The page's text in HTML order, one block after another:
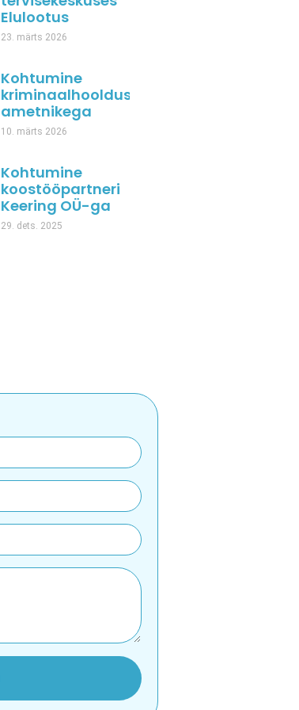
Elulootus
23. märts 2026
Kohtumine
kriminaalhoolduse
ametnikega
10. märts 2026
Kohtumine
koostööpartneri
Keering OÜ-ga
29. dets. 2025